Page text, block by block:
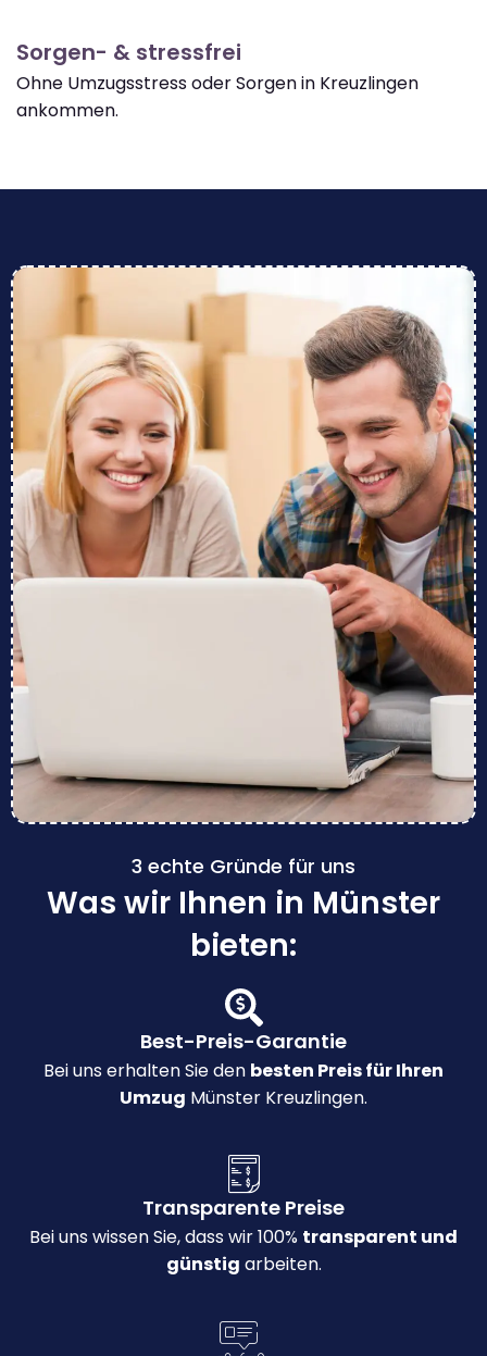
Sorgen- & stressfrei
Ohne Umzugsstress oder Sorgen in Kreuzlingen
ankommen.
3 echte Gründe für uns
Was wir Ihnen in Münster
bieten:
Best-Preis-Garantie
Bei uns erhalten Sie den besten Preis für Ihren
Umzug Münster Kreuzlingen.
Transparente Preise
Bei uns wissen Sie, dass wir 100% transparent und
günstig arbeiten.